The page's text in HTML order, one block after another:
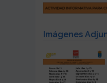
Imágenes